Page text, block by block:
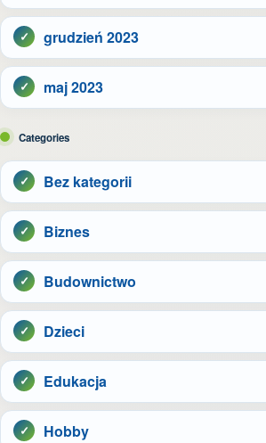
grudzień 2023
maj 2023
Categories
Bez kategorii
Biznes
Budownictwo
Dzieci
Edukacja
Hobby